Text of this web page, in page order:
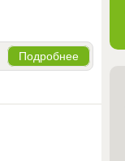
Подробнее